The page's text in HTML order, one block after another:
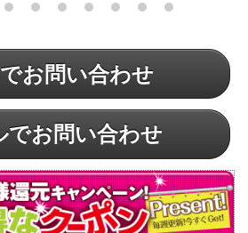
お問い合わせ
でお問い合わせ